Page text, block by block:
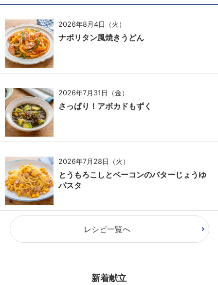
2026年8月4日（火）
ナポリタン風焼きうどん
2026年7月31日（金）
さっぱり！アボカドもずく
2026年7月28日（火）
とうもろこしとベーコンのバターじょうゆ
パスタ
レシピ一覧へ
新着献立